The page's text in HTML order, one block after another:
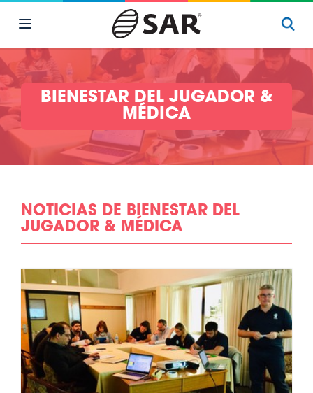
BIENESTAR DEL JUGADOR &
MÉDICA
NOTICIAS DE BIENESTAR DEL
JUGADOR & MÉDICA